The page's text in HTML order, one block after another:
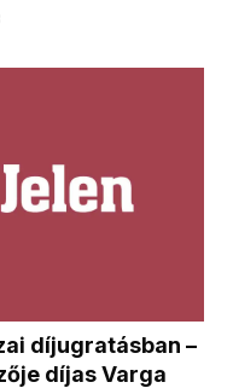
díjugratásban –
díjas Varga